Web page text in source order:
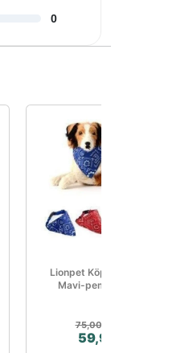
0
Lionpet Köpek Boyunluk
Mavi-pembe-kırmızı
75,00 TL
59,99 TL